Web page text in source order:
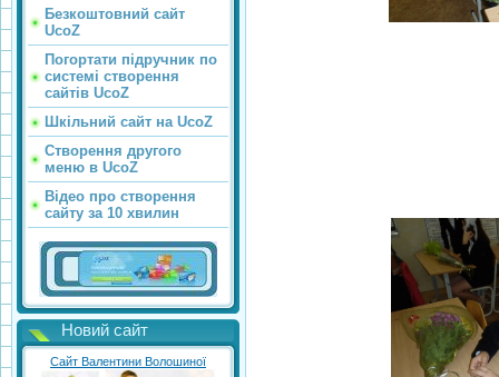
Безкоштовний сайт
UcoZ
Погортати підручник по
системі створення
сайтів UcoZ
Шкільний сайт на UcoZ
Створення другого
меню в UcoZ
Відео про створення
сайту за 10 хвилин
Новий сайт
Сайт Валентини Волошиної